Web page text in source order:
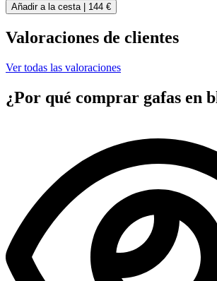
Añadir a la cesta | 144 €
Valoraciones de clientes
Ver todas las valoraciones
¿Por qué comprar gafas en